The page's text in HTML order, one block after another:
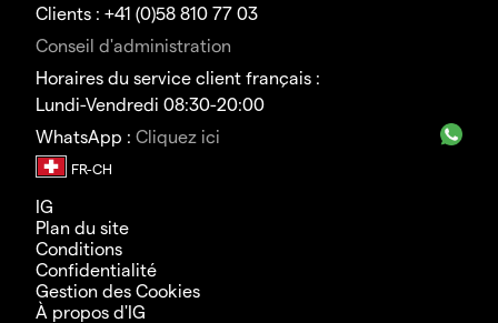
Clients : +41 (0)58 810 77 03
Conseil d'administration
Horaires du service client français :
Lundi-Vendredi 08:30-20:00
WhatsApp : Cliquez ici
IG
Plan du site
Conditions
Confidentialité
Gestion des Cookies
À propos d'IG